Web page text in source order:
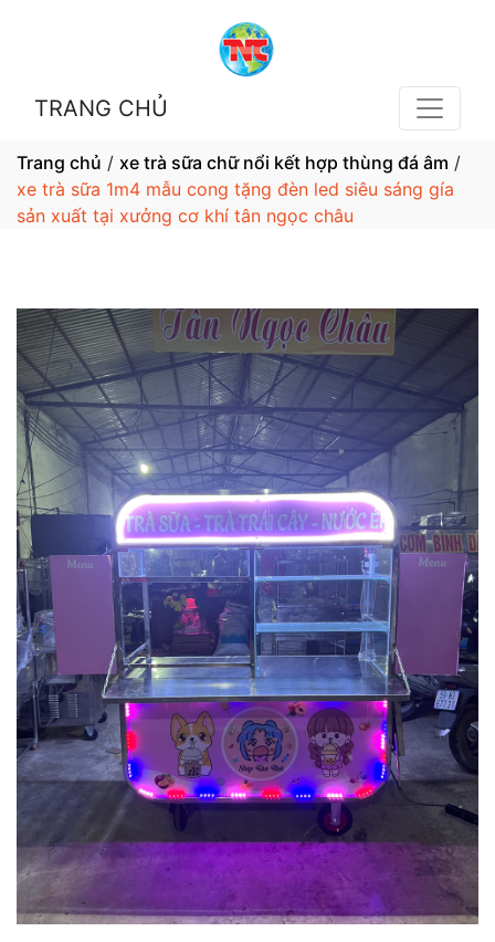
TRANG CHỦ
Trang chủ / xe trà sữa chữ nổi kết hợp thùng đá âm /
xe trà sữa 1m4 mẫu cong tặng đèn led siêu sáng gía
sản xuất tại xưởng cơ khí tân ngọc châu